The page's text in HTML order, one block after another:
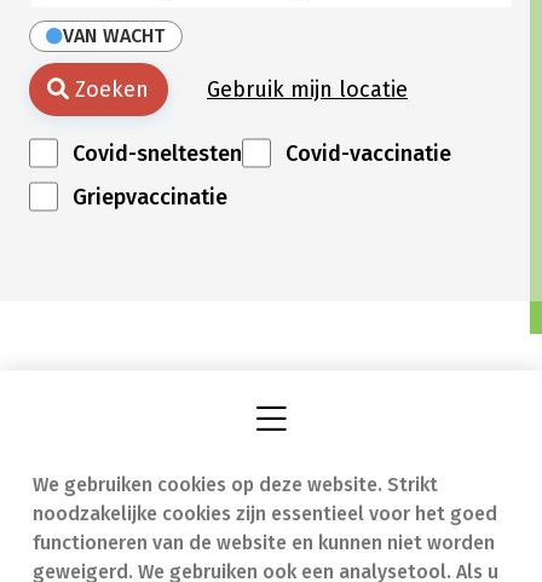
We gebruiken cookies op deze website. Strikt
noodzakelijke cookies zijn essentieel voor het goed
functioneren van de website en kunnen niet worden
geweigerd. We gebruiken ook een analysetool. Als u
VAN WACHT
Zoeken Gebruik mijn locatie
Covid-sneltesten
Covid-vaccinatie
Griepvaccinatie
Vind een apotheek
Onze expertise
In geval van nood
Contact